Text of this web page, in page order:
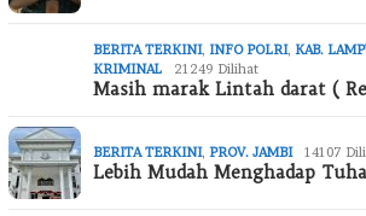
BERITA TERKINI, INFO POLRI, KAB.
KRIMINAL
21249 Dilihat
Masih marak Lintah darat (
BERITA TERKINI, PROV. JAMBI 14107
Lebih Mudah Menghadap